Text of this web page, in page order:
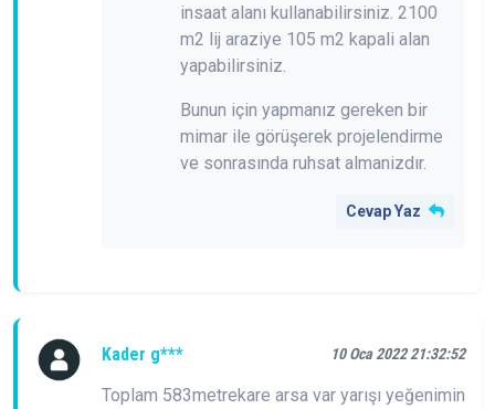
insaat alanı kullanabilirsiniz. 2100
m2 lij araziye 105 m2 kapali alan
yapabilirsiniz.
Bunun için yapmanız gereken bir
mimar ile görüşerek projelendirme
ve sonrasında ruhsat almanizdır.
Cevap Yaz
Kader g*** 10 Oca 2022 21:32:52
Toplam 583metrekare arsa var yarışı yeğenimin